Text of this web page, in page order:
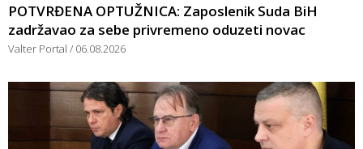
POTVRĐENA OPTUŽNICA: Zaposlenik Suda BiH
zadržavao za sebe privremeno oduzeti novac
Valter Portal 06.08.2026